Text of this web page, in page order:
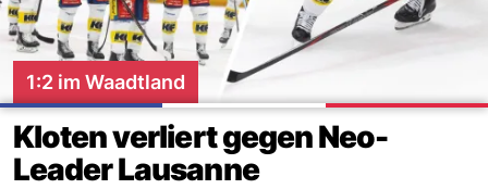
1:2 im Waadtland
Kloten verliert gegen Neo-
Leader Lausanne